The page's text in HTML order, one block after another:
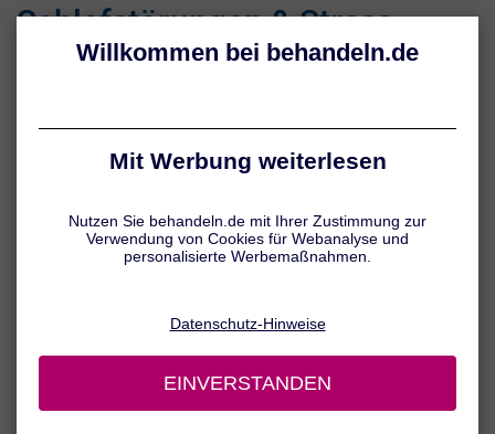
Schlafstörungen & Stress
Gedankenkarussell sich dreht: Sie grübeln beispielsweise über ihre
Gedanken ihre To-Do-Liste durch. Dauern solche Stressphasen nur
schnell wieder. Problematisch ist hingegen Dauerstress – denn
dann kann sich ein regelrechter Teufelskreis aus Schlafstörungen
und Stress entwickeln.
Schlafstörungen durch Stress: Ein
häufiges Problem